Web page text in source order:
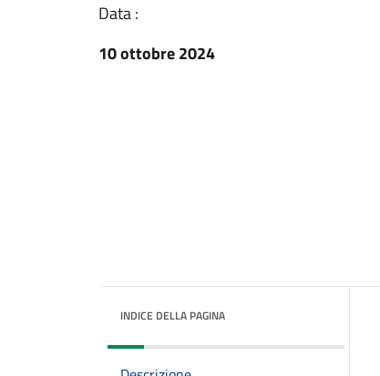
Data :
10 ottobre 2024
INDICE DELLA PAGINA